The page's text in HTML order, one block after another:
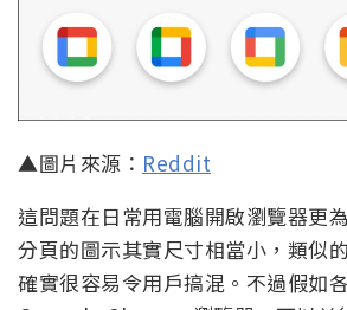
▲圖片來源： Reddit
這問題在日常用電腦開啟瀏覽器更
分頁的圖示其實尺寸相當小，類似
確實很容易令用戶搞混。不過假如